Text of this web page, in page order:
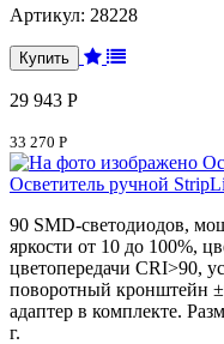
Артикул: 28228
29 943 Р
33 270 Р
Осветитель ручной
90 SMD-светодиодов,
яркости от 10 до 100%,
цветопередачи CRI>90,
поворотный кронштейн
адаптер в комплекте.
г.